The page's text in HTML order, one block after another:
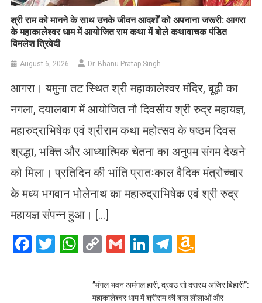
​श्री राम को मानने के साथ उनके जीवन आदर्शों को अपनाना जरूरी: आगरा
के महाकालेश्वर धाम में आयोजित राम कथा में बोले कथावाचक पंडित
विमलेश त्रिवेदी
August 6, 2026 Dr. Bhanu Pratap Singh
आगरा। यमुना तट स्थित श्री महाकालेश्वर मंदिर, बूढ़ी का
नगला, दयालबाग में आयोजित नौ दिवसीय श्री रुद्र महायज्ञ,
महारुद्राभिषेक एवं श्रीराम कथा महोत्सव के षष्ठम दिवस
श्रद्धा, भक्ति और आध्यात्मिक चेतना का अनुपम संगम देखने
को मिला। प्रतिदिन की भांति प्रातःकाल वैदिक मंत्रोच्चार
के मध्य भगवान भोलेनाथ का महारुद्राभिषेक एवं श्री रुद्र
महायज्ञ संपन्न हुआ। […]
Facebook
Twitter
WhatsApp
CopyGmailLinkedIn
Telegram
List
​”मंगल भवन अमंगल हारी, द्रवउ सो दसरथ अजिर बिहारी”:
महाकालेश्वर धाम में श्रीराम की बाल लीलाओं और